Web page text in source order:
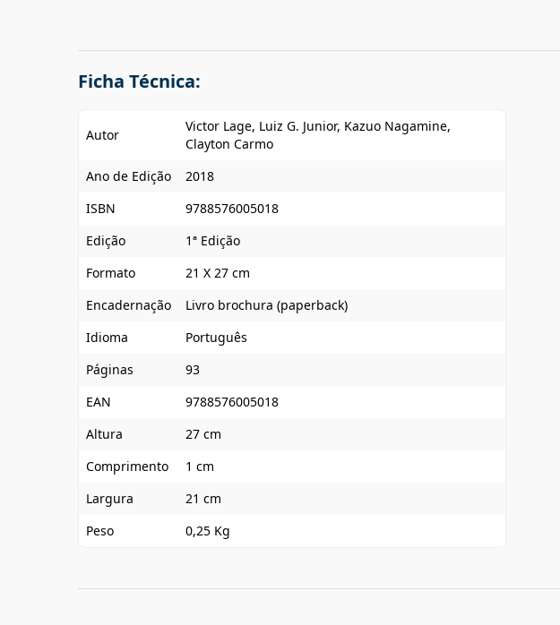
Ficha Técnica:
Autor
Victor Lage, Luiz G. Junior, Kazuo Nagamine,
Clayton Carmo
Ano de Edição
2018
ISBN
9788576005018
Edição
1ª Edição
Formato
21 X 27 cm
Encadernação
Livro brochura (paperback)
Idioma
Português
Páginas
93
EAN
9788576005018
Altura
27 cm
Comprimento
1 cm
Largura
21 cm
Peso
0,25 Kg